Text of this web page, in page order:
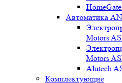
Автоматика
Motors
Motors
Alutech
Комплектующие